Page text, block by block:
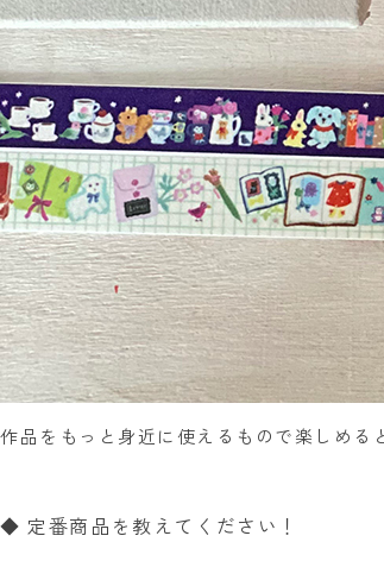
作品をもっと身近に使えるもので楽しめ
◆ 定番商品を教えてください！